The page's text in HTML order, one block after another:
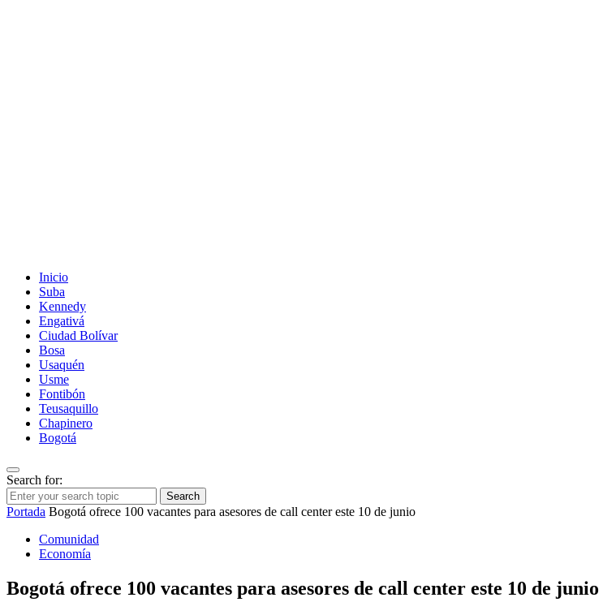
Inicio
Suba
Kennedy
Engativá
Ciudad Bolívar
Bosa
Usaquén
Usme
Fontibón
Teusaquillo
Chapinero
Bogotá
Search for:
Search
Portada Bogotá ofrece 100 vacantes para asesores de call center este 10 de junio
Comunidad
Economía
Bogotá ofrece 100 vacantes para asesores de call center este 10 de junio